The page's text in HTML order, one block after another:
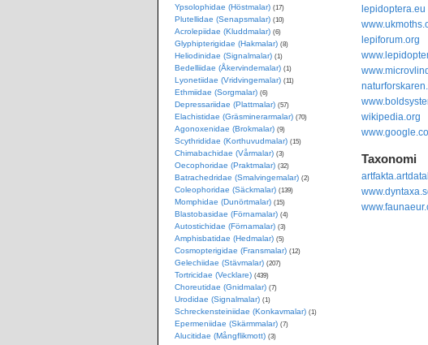
lepidoptera.eu
lepiforum.org
wikipedia.org
Taxonomi
Ypsolophidae (Höstmalar) (17)
Plutellidae (Senapsmalar) (10)
Acrolepiidae (Kluddmalar) (6)
Glyphipterigidae (Hakmalar) (8)
Heliodinidae (Signalmalar) (1)
Bedelliidae (Åkervindemalar) (1)
Lyonetiidae (Vridvingemalar) (11)
Ethmiidae (Sorgmalar) (6)
Depressariidae (Plattmalar) (57)
Elachistidae (Gräsminerarmalar) (70)
Agonoxenidae (Brokmalar) (9)
Scythrididae (Korthuvudmalar) (15)
Chimabachidae (Vårmalar) (3)
Oecophoridae (Praktmalar) (32)
Batrachedridae (Smalvingemalar) (2)
Coleophoridae (Säckmalar) (139)
Momphidae (Dunörtmalar) (15)
Blastobasidae (Förnamalar) (4)
Autostichidae (Förnamalar) (3)
Amphisbatidae (Hedmalar) (5)
Cosmopterigidae (Fransmalar) (12)
Gelechiidae (Stävmalar) (207)
Tortricidae (Vecklare) (439)
Choreutidae (Gnidmalar) (7)
Urodidae (Signalmalar) (1)
Schreckensteiniidae (Konkavmalar) (1)
Epermeniidae (Skärmmalar) (7)
Alucitidae (Mångflikmott) (3)